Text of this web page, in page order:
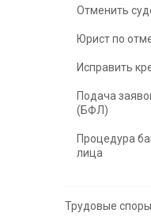
Отменить
Юрист по
Исправить
Подача
(БФЛ)
Процедура
лица
Трудовые споры